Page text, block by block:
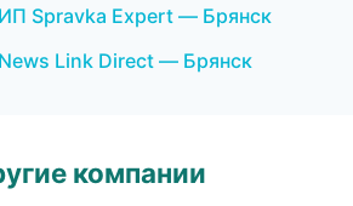
ИП Spravka Expert — Брянск
News Link Direct — Брянск
компании